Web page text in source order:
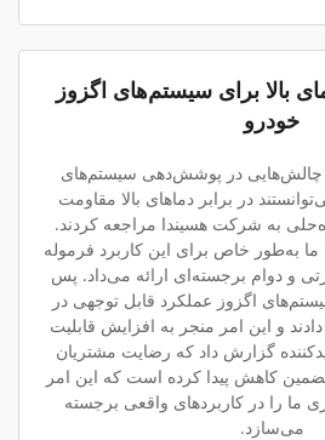
بالا برای سیستم‌های اگزوز
خودرو
چالش‌هایی در پوشش‌دهی سیستم‌های
در برابر دماهای بالا مقاومت
به شرکت هسیندا مراجعه کردند.
ما به‌طور خاص برای این کاربرد فرموله
و دوام برجسته‌ای ارائه می‌داد. پس
اگزوز عملکرد قابل توجهی در
و این امر منجر به افزایش قابلیت
گزارش داد که رضایت مشتریان
کاهش پیدا کرده است که این امر
ما را در کاربردهای واقعی برجسته
می‌سازد.